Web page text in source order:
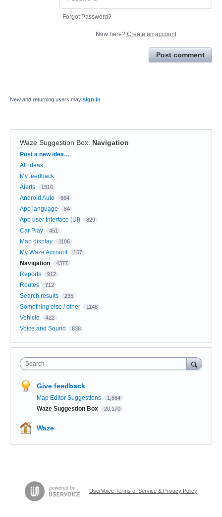
Forgot Password?
New here? Create an account
Post comment
New and returning users may sign in
Waze Suggestion Box: Navigation
Categories
Post a new idea…
All ideas
My feedback
Alerts
1516
Android Auto 664
App language 84
App user Interface (UI) 829
Car Play 451
Map display 1106
My Waze Account 167
Navigation 4377
Reports 912
Routes 712
Search results 235
Something else / other 1148
Vehicle 422
Voice and Sound 838
Search
Give feedback
Map Editor Suggestions 1,664
Waze Suggestion Box 20,170
Waze
UserVoice Terms of Service & Privacy Policy